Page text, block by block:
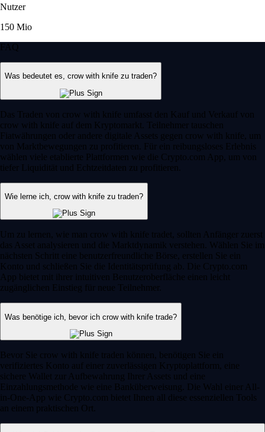
Nutzer
150 Mio
FAQ
Was bedeutet es, crow with knife zu traden?
Das Traden von crow with knife umfasst den Kauf und Verkauf von
crow with knife auf dem Kryptomarkt. Teilnehmer tauschen
Fiatwährungen oder andere digitale Assets gegen crow with knife, um
von Marktbewegungen zu profitieren. Für ein reibungsloses Erlebnis
wählen viele etablierte Plattformen wie die Crypto.com App, um von
tiefer Liquidität und Echtzeitdaten zu profitieren.
Wie lerne ich, crow with knife zu traden?
Um zu lernen, wie man crow with knife tradet, sollten Anfänger zuerst
das Asset analysieren und die Marktdynamik verstehen. Wählen Sie im
nächsten Schritt eine benutzerfreundliche Börse, erstellen Sie ein
Konto und schließen Sie die Identitätsprüfung ab. Die Crypto.com
App bietet mit ihrer intuitiven Benutzeroberfläche einen leicht
zugänglichen Einstieg für neue Teilnehmer.
Was benötige ich, bevor ich crow with knife trade?
Bevor Sie crow with knife traden können, benötigen Sie ein
verifiziertes Konto auf einer zuverlässigen Kryptoplattform, eine
sichere Wallet zur Aufbewahrung Ihrer Assets und eine
Einzahlungsmethode wie eine Banküberweisung. Die Wahl einer All-
in-One-App wie Crypto.com bietet Ihnen all diese essenziellen Tools
an einem praktischen Ort.